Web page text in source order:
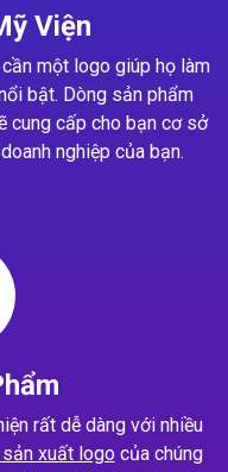
Viện
một logo giúp họ làm
bật. Dòng sản phẩm
cung cấp cho bạn cơ sở
nghiệp của bạn.
rất dễ dàng với nhiều
sản xuất logocủa chúng